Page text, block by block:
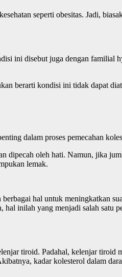
seperti obesitas. Jadi,
ini disebut juga dengan familial
berarti kondisi ini tidak dapat
dalam proses pemecahan
dipecah oleh hati. Namun, jika
lemak.
hal untuk meningkatkan
hal inilah yang menjadi salah satu
tiroid. Padahal, kelenjar tiroid
kadar kolesterol dalam